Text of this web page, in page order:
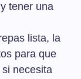
tener una
lista, la
para que
necesita